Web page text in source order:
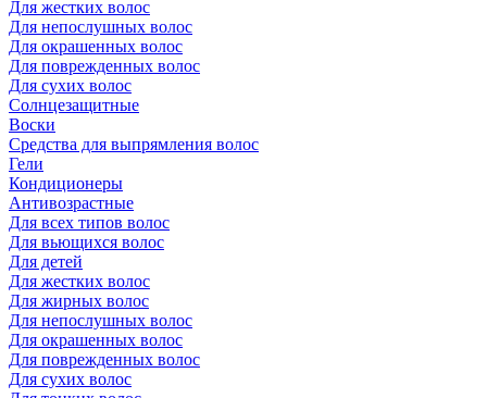
Для жестких волос
Для непослушных волос
Для окрашенных волос
Для поврежденных волос
Для сухих волос
Солнцезащитные
Воски
Средства для выпрямления волос
Гели
Кондиционеры
Антивозрастные
Для всех типов волос
Для вьющихся волос
Для детей
Для жестких волос
Для жирных волос
Для непослушных волос
Для окрашенных волос
Для поврежденных волос
Для сухих волос